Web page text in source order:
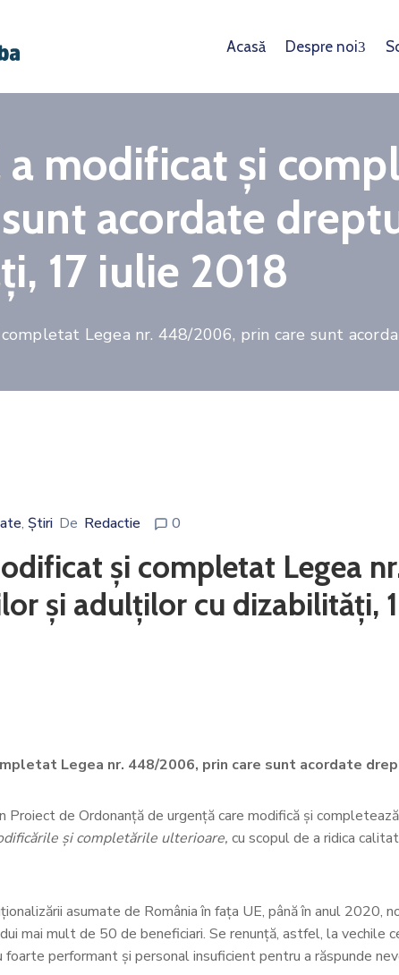
Acasă Despre noi
a modificat și
acordate
17 iulie 2018
Legea nr. 448/2006, prin care sunt
‚ Știri De Redactie 0
și completat Legea
și adulților cu dizabilități,
Legea nr. 448/2006, prin care sunt acordate
Proiect de Ordonanţă de urgenţă care modifică şi completează
și completările ulterioare, cu scopul de a ridica
asumate de România în fața UE, până în anul
mai mult de 50 de beneficiari. Se renunță, astfel, la vechile
performant și personal insuficient pentru a răspunde